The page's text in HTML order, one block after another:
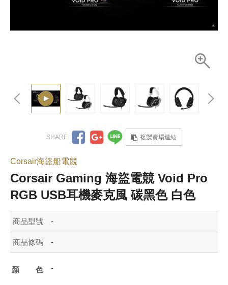
複製賣場連結
Corsair海盜船電競
Corsair Gaming 海盜電競 Void Pro
RGB USB耳機麥克風 碳黑色 白色
商品型號 -
商品條碼 -
顏色
-